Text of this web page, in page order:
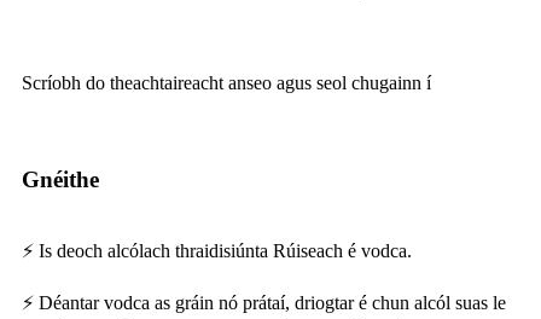
Scríobh do theachtaireacht anseo agus seol chugainn í
Gnéithe
⚡ Is deoch alcólach thraidisiúnta Rúiseach é vodca.
⚡ Déantar vodca as gráin nó prátaí, driogtar é chun alcól suas le